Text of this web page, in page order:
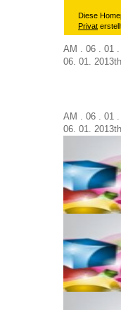
Diese
Privat
AM . 06 . 01
06. 01 2013th
AM . 06 . 01
06. 01 2013th